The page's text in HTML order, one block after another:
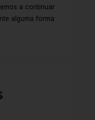
a continuar
alguma forma